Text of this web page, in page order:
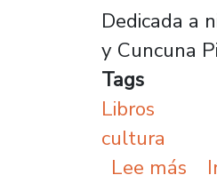
Dedicada a
y Cuncuna
Tags
Libros
cultura
Lee más